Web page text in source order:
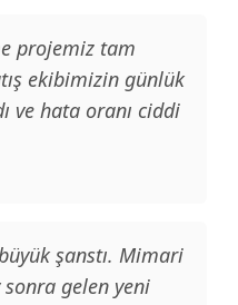
projemiz tam
ekibimizin günlük
ve hata oranı ciddi
şanstı. Mimari
gelen yeni